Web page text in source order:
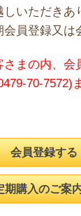
いただきあ
員登録又は
まの内、
70-7572)
会員登録する
期購入のご案